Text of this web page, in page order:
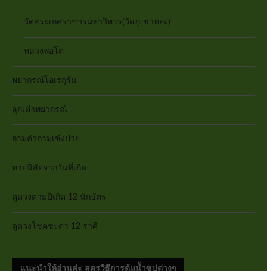
วัดสระเกศราชวรมหาวิหาร(วัดภูเขาทอง)
หลวงพ่อโต
พยากรณ์โอเรกุรัม
ลูกเต๋าพยากรณ์
ถามคำถามเซ้งปวย
ทายนิสัยจากวันที่เกิด
ดูดวงตามปีเกิด 12 นักษัตร
ดูดวงโชคชะตา 12 ราศี
แนะนำให้อ่านค่ะ สูตรวิธีการต้มน้ำซุปต่างๆ